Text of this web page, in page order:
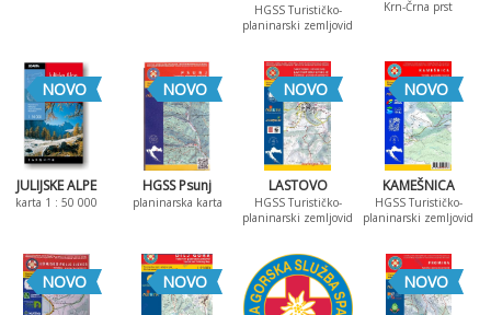
HGSS Turističko-
planinarski zemljovid
Krn-Črna prst
NOVO
JULIJSKE ALPE
karta 1 : 50 000
NOVO
HGSS Psunj
planinarska karta
NOVO
LASTOVO
HGSS Turističko-
planinarski zemljovid
NOVO
KAMEŠNICA
HGSS Turističko-
planinarski zemljovid
NOVO NOVO NOVO